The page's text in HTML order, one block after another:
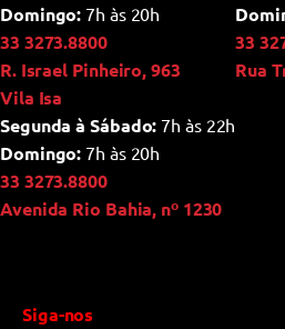
Domingo: 7h às 20h
33 3273.8800
R. Israel Pinheiro, 963
33
Rua
Vila Isa
Segunda à Sábado: 7h às 22h
Domingo: 7h às 20h
33 3273.8800
Avenida Rio Bahia, nº 1230
Siga-nos